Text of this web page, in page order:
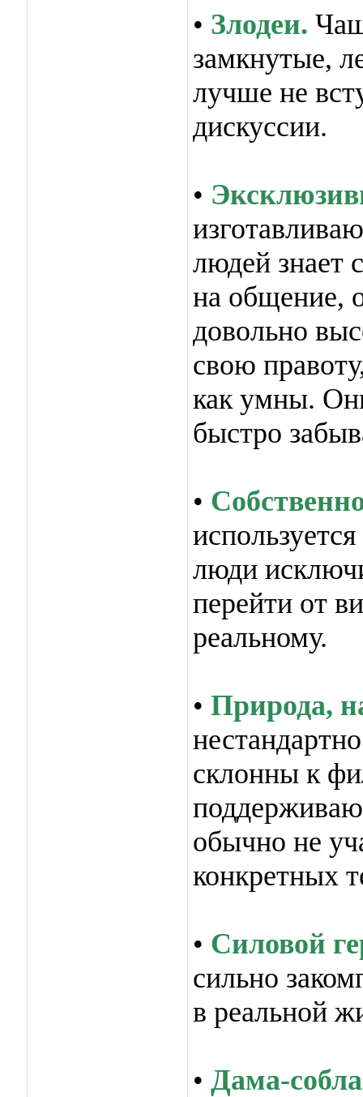
• Злодеи.
замкнутые,
лучше не
дискуссии.
•
людей знает
на общение,
довольно
свою
как умны.
быстро
•
люди
перейти от
реальному.
• Природа,
склонны к
обычно не
конкретных
• Силовой
сильно
в реальной
• Дама-